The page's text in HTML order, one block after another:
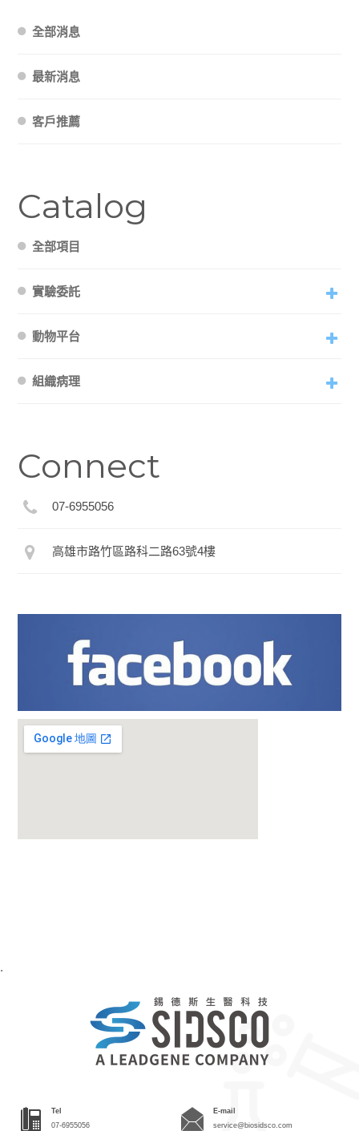
全部消息
最新消息
客戶推薦
Catalog
全部項目
實驗委託
動物平台
組織病理
Connect
07-6955056
高雄市路竹區路科二路63號4樓
.
Tel
07-6955056
E-mail
service@biosidsco.com